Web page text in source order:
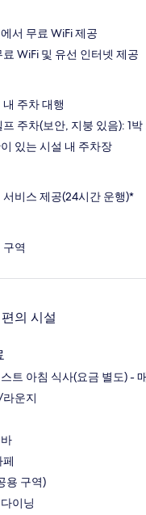
서 무료 WiFi 제공
료 WiFi 및 유선 인터넷 제공
주차 대행
주차(보안, 지붕 있음): 1
있는 시설 내 주차장
서비스 제공(24시간 운행)*
구역
의 시설
트 아침 식사(요금 별도) -
운지
용 구역)
이닝